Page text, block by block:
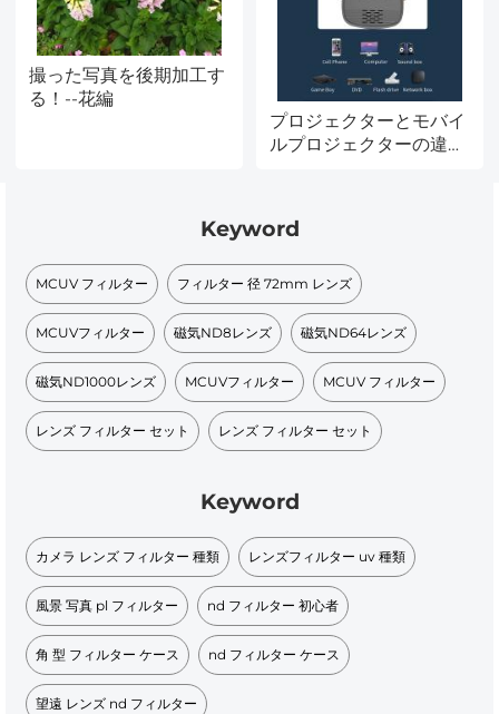
撮った写真を後期加工す
る！--花編
プロジェクターとモバイ
ルプロジェクターの違い
Keyword
MCUV フィルター フィルター 径 72mm レンズ​
MCUVフィルター​ 磁気ND8レンズ 磁気ND64レンズ
磁気ND1000レンズ MCUVフィルター MCUV フィルター
レンズ フィルター セット レンズ フィルター セット
Keyword
カメラ レンズ フィルター 種類 レンズフィルター uv 種類
風景 写真 pl フィルター nd フィルター 初心者
角 型 フィルター ケース nd フィルター ケース
望遠 レンズ nd フィルター